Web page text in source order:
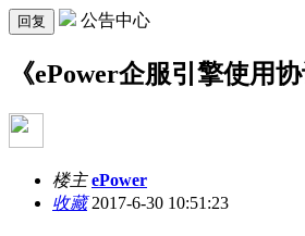
回复 公告中心
《ePower企服引擎使用协
楼主 ePower
收藏2017-6-30 10:51:23